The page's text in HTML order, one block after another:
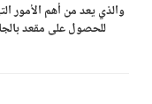
والذي يعد من أهم الأمور
للحصول على مقعد